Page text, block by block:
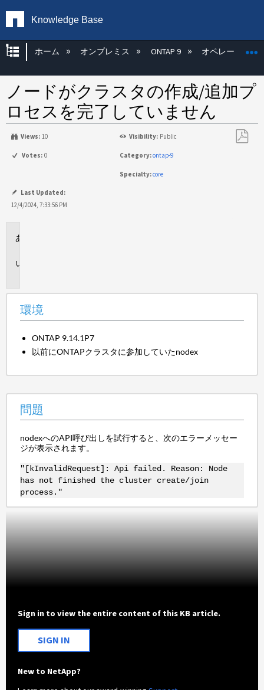
Knowledge Base
グローバル階層を展開/折りたたむ
ホーム オンプレミス ONTAP 9 オペレーティン
ノードがクラスタの作成/追加プ
ロセスを完了していません
Views: 10 Visibility: Public
Votes: 0 Category:ontap-9
Specialty:core
Last Updated:
12/4/2024, 7:33:56 PM
環境
ONTAP 9.14.1P7
以前にONTAPクラスタに参加していたnodex
問題
nodexへのAPI呼び出しを試行すると、次のエラーメッセー
ジが表示されます。
"[kInvalidRequest]: Api failed. Reason: Node
has not finished the cluster create/join
process."
Sign in to view the entire content of this KB article.
SIGN IN
New to NetApp?